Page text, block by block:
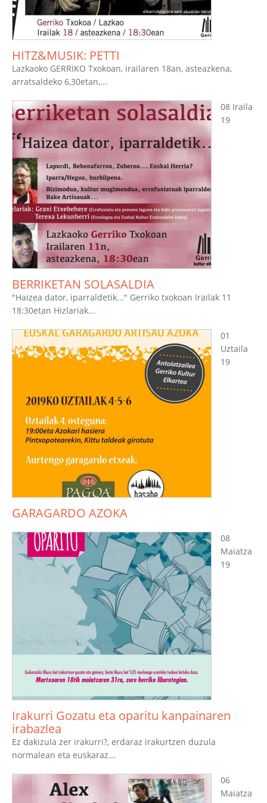
HITZ&MUSIK: PETTI
Lazkaoko GERRIKO Txokoan, irailaren 18an, asteazkena,
arratsaldeko 6,30etan,...
08 Iraila
19
BERRIKETAN SOLASALDIA
"Haizea dator, iparraldetik..." Gerriko txokoan Irailak 11
18:30etan Hizlariak...
01
Uztaila
19
GARAGARDO AZOKA
08
Maiatza
19
Irakurri Gozatu eta oparitu kanpainaren
irabazlea
Ez dakizula zer irakurri?, erdaraz irakurtzen duzula
normalean eta euskaraz...
06
Maiatza